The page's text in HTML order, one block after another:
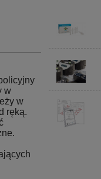
w
w
ręką.